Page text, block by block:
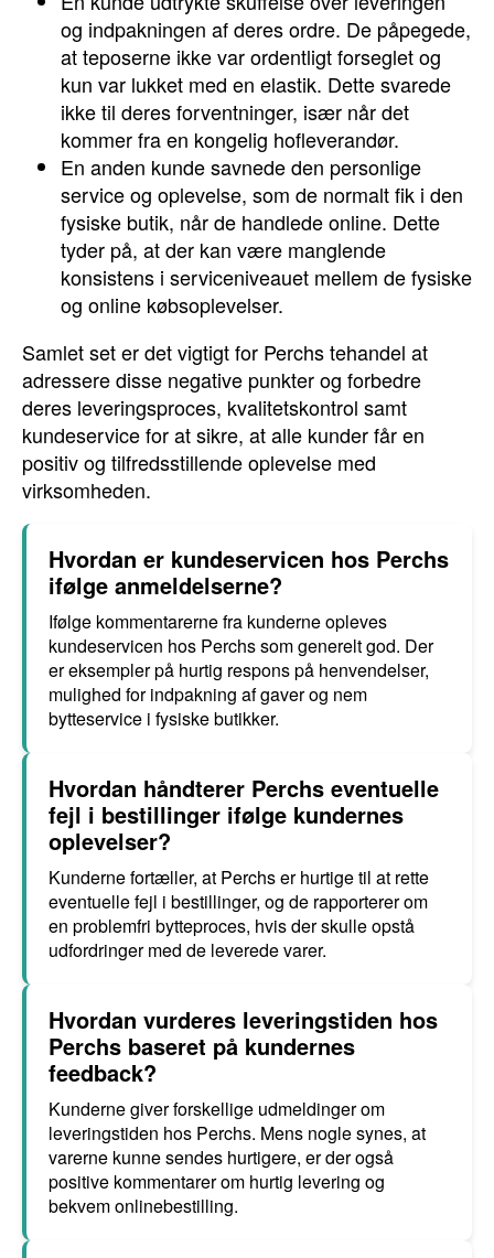
og indpakningen af deres ordre. De påpegede,
at teposerne ikke var ordentligt forseglet og
kun var lukket med en elastik. Dette svarede
ikke til deres forventninger, især når det
kommer fra en kongelig hofleverandør.
En anden kunde savnede den personlige
service og oplevelse, som de normalt fik i den
fysiske butik, når de handlede online. Dette
tyder på, at der kan være manglende
konsistens i serviceniveauet mellem de fysiske
og online købsoplevelser.
Samlet set er det vigtigt for Perchs tehandel at
adressere disse negative punkter og forbedre
deres leveringsproces, kvalitetskontrol samt
kundeservice for at sikre, at alle kunder får en
positiv og tilfredsstillende oplevelse med
virksomheden.
Hvordan er kundeservicen hos Perchs
ifølge anmeldelserne?
Ifølge kommentarerne fra kunderne opleves
kundeservicen hos Perchs som generelt god. Der
er eksempler på hurtig respons på henvendelser,
mulighed for indpakning af gaver og nem
bytteservice i fysiske butikker.
Hvordan håndterer Perchs eventuelle
fejl i bestillinger ifølge kundernes
oplevelser?
Kunderne fortæller, at Perchs er hurtige til at rette
eventuelle fejl i bestillinger, og de rapporterer om
en problemfri bytteproces, hvis der skulle opstå
udfordringer med de leverede varer.
Hvordan vurderes leveringstiden hos
Perchs baseret på kundernes
feedback?
Kunderne giver forskellige udmeldinger om
leveringstiden hos Perchs. Mens nogle synes, at
varerne kunne sendes hurtigere, er der også
positive kommentarer om hurtig levering og
bekvem onlinebestilling.